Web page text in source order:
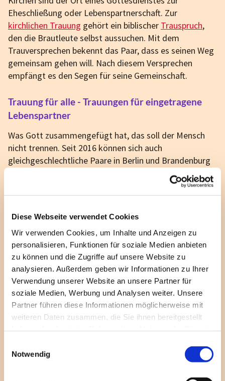
Diese Webseite verwendet Cookies
Wir verwenden Cookies, um Inhalte und Anzeigen zu
personalisieren, Funktionen für soziale Medien anbieten
zu können und die Zugriffe auf unsere Website zu
analysieren. Außerdem geben wir Informationen zu Ihrer
Verwendung unserer Website an unsere Partner für
soziale Medien, Werbung und Analysen weiter. Unsere
Partner führen diese Informationen möglicherweise mit
weiteren Daten zusammen, die Sie ihnen bereitgestellt
Notwendig
Eheschließung oder Lebenspartnerschaft. Zur
kirchlichen Trauung gehört ein biblischer Trauspruch,
den die Brautleute selbst aussuchen. Mit dem
Trauversprechen bekennt das Paar, dass es seinen Weg
gemeinsam gehen will. Nach diesem Versprechen
empfängt es den Segen für seine Gemeinschaft.
Trauung für alle - Trauungen für eingetragene
Lebenspartner
Was Gott zusammengefügt hat, das soll der Mensch
nicht trennen. Seit 2016 können sich auch
gleichgeschlechtliche Paare in Berlin und Brandenburg
kirchlich trauen lassen. Der Traugottesdienst wird dann
genauso wie der Gottesdienst zur Eheschließung von
Mann und Frau gefeiert und durch eine Eintragung ins
Standesamt
Eine kirchliche Hochzeit allein hat nach deutschem
Recht keine gesetzliche Gültigkeit. Die Eheleute
müssen zuvor zivilrechtlich, also standesamtlich,
geheiratet haben. Mit der kirchlichen Trauung allein
gelten sie nach staatlichem Recht weiterhin als
unverheiratet, haben also keine gesetzlichen
Unterhaltsansprüche und dürfen beispielsweise keinen
gemeinsamen Ehenamen führen. Anders als in der
katholischen Kirche ist die Trauung aber kein